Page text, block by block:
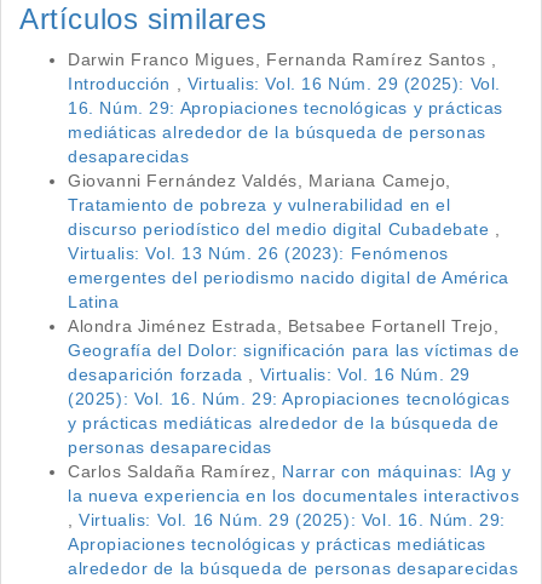
Artículos similares
Darwin Franco Migues, Fernanda Ramírez Santos ,
Introducción
Virtualis: Vol. 16 Núm. 29 (2025): Vol.
16. Núm. 29: Apropiaciones tecnológicas y prácticas
mediáticas alrededor de la búsqueda de personas
desaparecidas
Giovanni Fernández Valdés, Mariana Camejo,
Tratamiento de pobreza y vulnerabilidad en el
discurso periodístico del medio digital Cubadebate
Virtualis: Vol. 13 Núm. 26 (2023): Fenómenos
emergentes del periodismo nacido digital de América
Latina
Alondra Jiménez Estrada, Betsabee Fortanell Trejo,
Geografía del Dolor: significación para las víctimas de
desaparición forzada
Virtualis: Vol. 16 Núm. 29
(2025): Vol. 16. Núm. 29: Apropiaciones tecnológicas
y prácticas mediáticas alrededor de la búsqueda de
personas desaparecidas
Carlos Saldaña Ramírez, Narrar con máquinas: IAg y
la nueva experiencia en los documentales interactivos
,Virtualis: Vol. 16 Núm. 29 (2025): Vol. 16. Núm. 29:
Apropiaciones tecnológicas y prácticas mediáticas
alrededor de la búsqueda de personas desaparecidas